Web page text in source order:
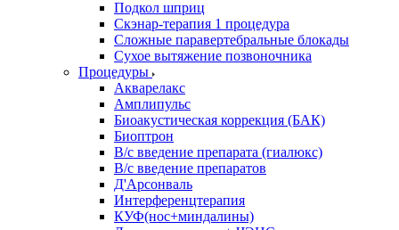
Подкол шприц
Скэнар-терапия 1 процедура
Сложные паравертебральные блокады
Сухое вытяжение позвоночника
Процедуры
Акварелакс
Амплипульс
Биоакустическая коррекция (БАК)
Биоптрон
В/с введение препарата (гиалюкс)
В/с введение препаратов
Д'Арсонваль
Интерференцтерапия
КУФ(нос+миндалины)